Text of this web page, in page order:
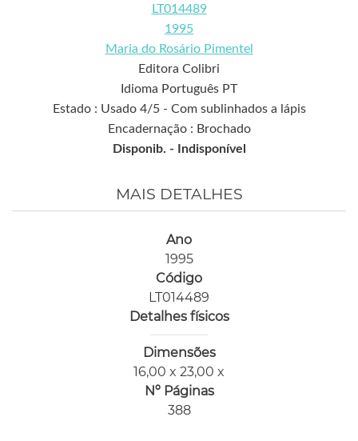
LT014489
1995
Maria do Rosário Pimentel
Editora Colibri
Idioma Português PT
Estado : Usado 4/5 - Com sublinhados a lápis
Encadernação : Brochado
Disponib. -
Indisponível
MAIS DETALHES
Ano
1995
Código
LT014489
Detalhes físicos
Dimensões
16,00 x 23,00 x
Nº Páginas
388